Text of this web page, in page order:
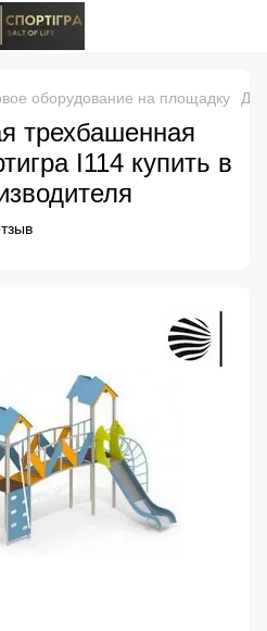
оборудование на площадку
трехбашенная
I114 купить в